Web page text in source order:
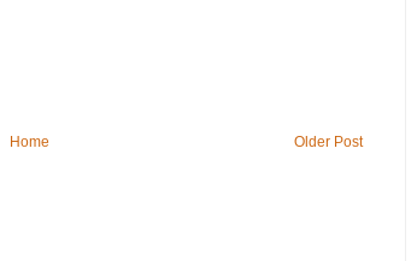
Older Post
Home